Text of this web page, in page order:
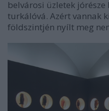
belvárosi üzletek
turkálóvá. Azért vannak
földszintjén nyílt meg